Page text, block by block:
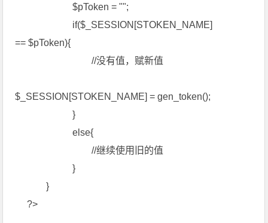
$pToken = "";
if($_SESSION[STOKEN_NAME]
== $pToken){
//没有值，赋新值
$_SESSION[STOKEN_NAME] = gen_token();
}
else{
//继续使用旧的值
}
}
?>